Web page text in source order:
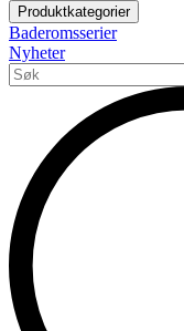
Produktkategorier
Baderomsserier
Nyheter